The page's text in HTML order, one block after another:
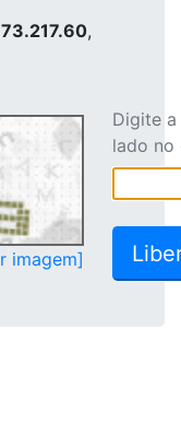
,
imagem]
Digite
lado no